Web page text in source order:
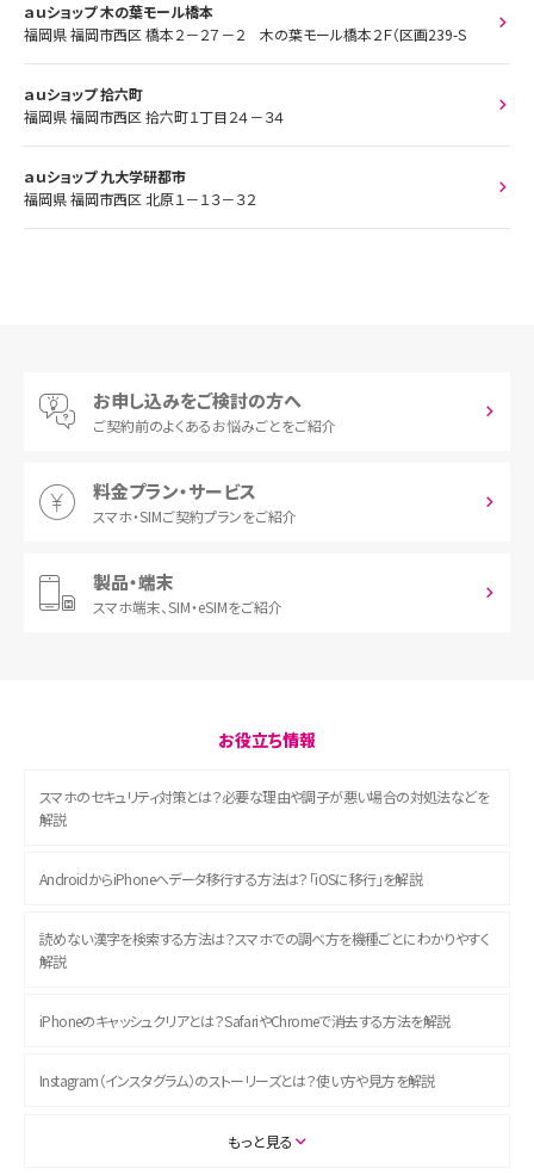
ａｕショップ 木の葉モール橋本
福岡県 福岡市西区 橋本２－２７－２ 木の葉モール橋本２Ｆ（区画239-S
ａｕショップ 拾六町
福岡県 福岡市西区 拾六町１丁目２４－３４
ａｕショップ 九大学研都市
福岡県 福岡市西区 北原１－１３－３２
お申し込みをご検討の方へ
ご契約前のよくあるお悩みごとをご紹介
料金プラン・サービス
スマホ・SIMご契約プランをご紹介
製品・端末
スマホ端末、SIM・eSIMをご紹介
お役立ち情報
スマホのセキュリティ対策とは？必要な理由や調子が悪い場合の対処法などを
解説
AndroidからiPhoneへデータ移行する方法は？「iOSに移行」を解説
読めない漢字を検索する方法は？スマホでの調べ方を機種ごとにわかりやすく
解説
iPhoneのキャッシュクリアとは？SafariやChromeで消去する方法を解説
Instagram（インスタグラム）のストーリーズとは？使い方や見方を解説
ASMRとは？初心者向けの代表ジャンルや楽しみ方を解説
もっと見る